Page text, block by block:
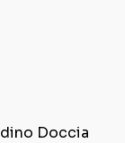
Doccia